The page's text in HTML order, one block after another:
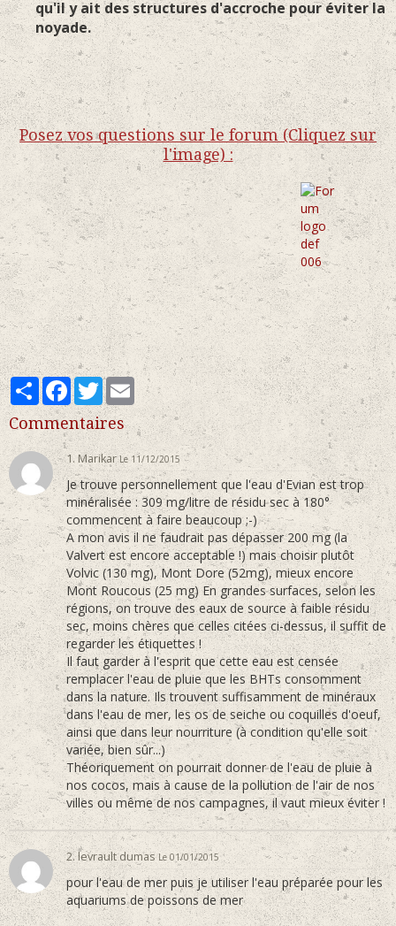
qu'il y ait des structures d'accroche pour éviter la
noyade.
Posez vos questions sur le forum (Cliquez sur
l'image) :
PartagerFacebook
Twitter Email
Commentaires
1. MarikarLe 11/12/2015
Je trouve personnellement que l'eau d'Evian est trop
minéralisée : 309 mg/litre de résidu sec à 180°
commencent à faire beaucoup ;-)
A mon avis il ne faudrait pas dépasser 200 mg (la
Valvert est encore acceptable !) mais choisir plutôt
Volvic (130 mg), Mont Dore (52mg), mieux encore
Mont Roucous (25 mg) En grandes surfaces, selon les
régions, on trouve des eaux de source à faible résidu
sec, moins chères que celles citées ci-dessus, il suffit de
regarder les étiquettes !
Il faut garder à l'esprit que cette eau est censée
remplacer l'eau de pluie que les BHTs consomment
dans la nature. Ils trouvent suffisamment de minéraux
dans l'eau de mer, les os de seiche ou coquilles d'oeuf,
ainsi que dans leur nourriture (à condition qu'elle soit
variée, bien sûr...)
Théoriquement on pourrait donner de l'eau de pluie à
nos cocos, mais à cause de la pollution de l'air de nos
villes ou même de nos campagnes, il vaut mieux éviter !
2. levrault dumasLe 01/01/2015
pour l'eau de mer puis je utiliser l'eau préparée pour les
aquariums de poissons de mer